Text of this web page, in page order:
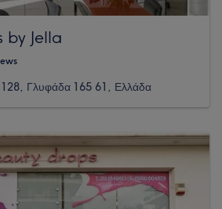
by Jella
Γλυφάδα 165 61, Ελλάδα